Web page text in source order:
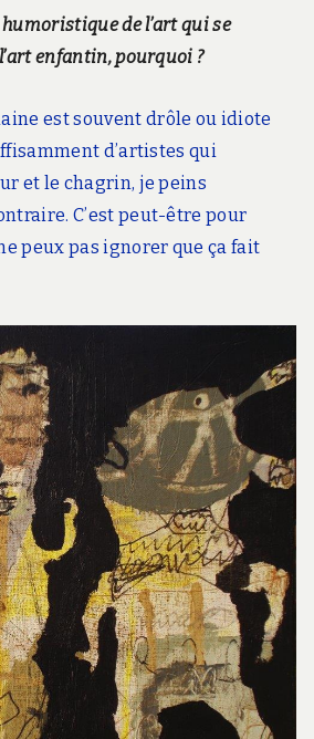
de l’art qui se
enfantin, pourquoi ?
est souvent drôle ou idiote
d’artistes qui
et le chagrin, je peins
C’est peut-être pour
peux pas ignorer que ça fait